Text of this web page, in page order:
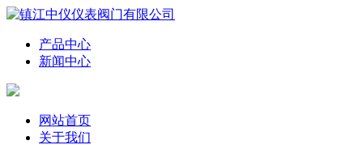
产品中心
新闻中心
网站首页
关于我们